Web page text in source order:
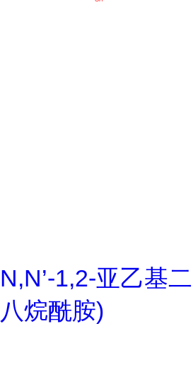
N,N’-1,2-亚乙基
八烷酰胺)